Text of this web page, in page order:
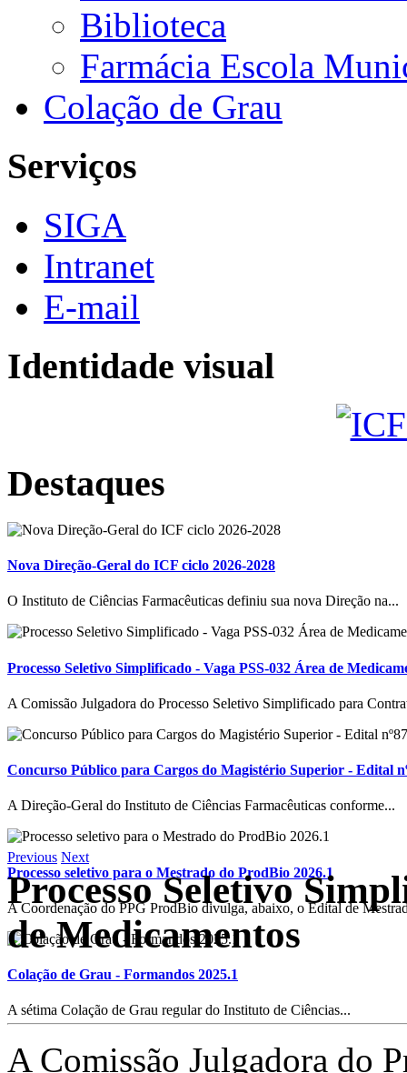
Biblioteca
Farmácia Escola
Colação de Grau
Serviços
SIGA
Intranet
E-mail
Identidade visual
Destaques
Nova Direção-Geral do ICF ciclo 2026-2028
O Instituto de Ciências Farmacêuticas definiu sua nova Direção na...
Processo Seletivo Simplificado - Vaga PSS-032 Área de
A Comissão Julgadora do Processo Seletivo Simplificado para
Concurso Público para Cargos do Magistério Superior - Edital
A Direção-Geral do Instituto de Ciências Farmacêuticas conforme...
Processo seletivo para o Mestrado do ProdBio 2026.1
A Coordenação do PPG ProdBio divulga, abaixo, o Edital de
Colação de Grau - Formandos 2025.1
A sétima Colação de Grau regular do Instituto de Ciências...
Previous Next
Processo Seletivo
de Medicamentos
A Comissão Julgadora do